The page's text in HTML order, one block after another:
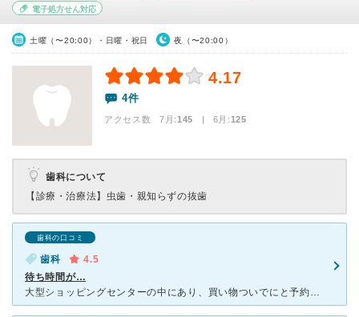
電子処方せん対応
土曜（〜20:00）・日曜・祝日 夜（〜20:00）
4.17
4件
アクセス数 7月:145 | 6月:125
歯科について
【診療・治療法】 虫歯・親知らずの抜歯
歯科の口コミ
歯科
4.5
待ち時間が…
大型ショッピングセンターの中にあり、買い物ついでにと予約しました。 待合室には１〜2人しか居なかったので、予約して良かった〜と思い、割とすぐに診察室に通されたのですが、そこから治療まで１時間以上かか